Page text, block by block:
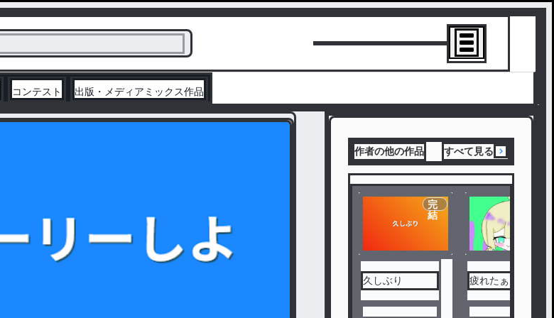
コンテスト 出版・メディアミックス作品
作者の他の作品 すべて見る
完
結
久しぶり 疲れたぁ